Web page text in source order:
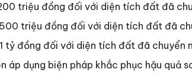
triệu đồng đối với diện tích đất đã
triệu đồng đối với diện tích đất đã
tỷ đồng đối với diện tích đất đã chuyển
áp dụng biện pháp khắc phục hậu quả